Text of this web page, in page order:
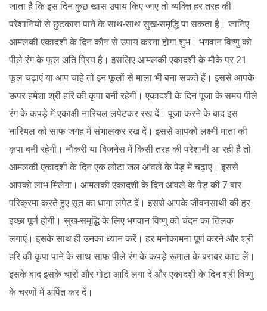
जाता है कि इस दिन कुछ खास उपाय किए जाए तो व्यक्ति हर तरह की
परेशानियों से छुटकारा पाने के साथ-साथ सुख-समृद्धि पा सकता है। जानिए
आमलकी एकादशी के दिन कौन से उपाय करना होगा शुभ। भगवान विष्णु को
पीले रंग के फूल अति प्रिय है। इसलिए आमलकी एकादशी के मौके पर 21
फूल चढ़ाएं या आप चाहे तो इन फूलों से माला भी बना सकते हैं। इससे आपके
ऊपर हमेशा श्री हरि की कृपा बनी रहेगी। एकादशी के दिन पूजा के समय पीले
रंग के कपड़े में एकाक्षी नारियल लपेटकर रख दें। पूजा करने के बाद इस
नारियल को साफ जगह में संभालकर रख दें। इससे आपको लक्ष्मी माता की
कृपा बनी रहेगी। नौकरी या बिजनेस में किसी तरह की परेशानी आ रही है तो
आमलकी एकादशी के दिन एक लोटा जल आंवले के पेड़ में चढ़ाएं। इससे
आपको लाभ मिलेगा। आमलकी एकादशी के दिन आंवले के पेड़ की 7 बार
परिक्रमा करते हुए सूत का धागा लपेट दें। इससे आपके जीवनसाथी की हर
इच्छा पूर्ण होगी। सुख-समृद्धि के लिए भगवान विष्णु को चंदन का तिलक
लगाएं। इसके साथ ही उनका ध्यान करें। हर मनोकामना पूर्ण करने और श्री
हरि की कृपा पाने के साथ साफ पीले रंग के कपड़े रूमाल के बराबर काट लें।
इसके बाद इसके चारों और गोटा आदि लगा दें और एकादशी के दिन श्री विष्णु
के चरणों में अर्पित कर दें।